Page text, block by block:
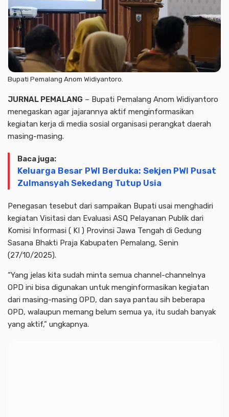
Bupati Pemalang Anom Widiyantoro.
JURNAL PEMALANG – Bupati Pemalang Anom Widiyantoro
menegaskan agar jajarannya aktif menginformasikan
kegiatan kerja di media sosial organisasi perangkat daerah
masing-masing.
Baca juga:
Keluarga Besar PWI Berduka: Sekjen PWI Pusat
Zulmansyah Sekedang Tutup Usia
Penegasan tesebut dari sampaikan Bupati usai menghadiri
kegiatan Visitasi dan Evaluasi ASQ Pelayanan Publik dari
Komisi Informasi ( KI ) Provinsi Jawa Tengah di Gedung
Sasana Bhakti Praja Kabupaten Pemalang, Senin
(27/10/2025).
“Yang jelas kita sudah minta semua channel-channelnya
OPD ini bisa digunakan untuk menginformasikan kegiatan
dari masing-masing OPD, dan saya pantau sih beberapa
OPD, walaupun memang belum semua ya, itu sudah banyak
yang aktif,” ungkapnya.